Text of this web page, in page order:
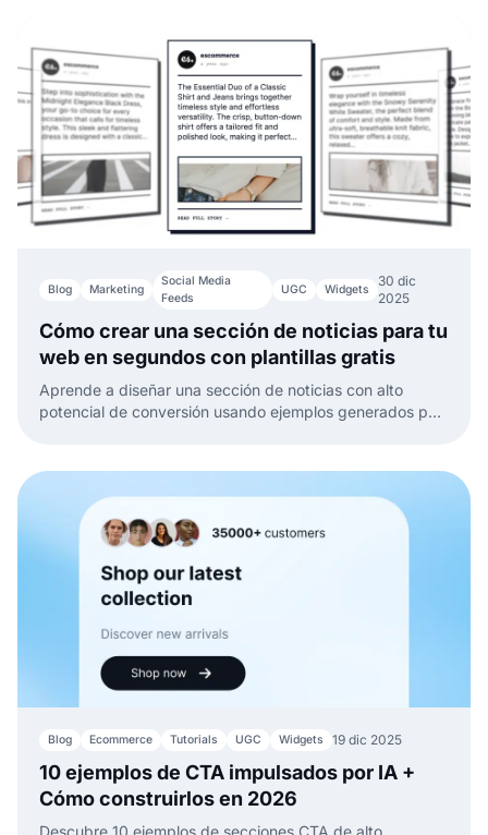
Blog Marketing
Social Media
Feeds
UGC Widgets
30 dic
2025
Cómo crear una sección de noticias para tu
web en segundos con plantillas gratis
Aprende a diseñar una sección de noticias con alto
potencial de conversión usando ejemplos generados por
Blog Ecommerce Tutorials UGC Widgets 19 dic 2025
10 ejemplos de CTA impulsados por IA +
Cómo construirlos en 2026
Descubre 10 ejemplos de secciones CTA de alto